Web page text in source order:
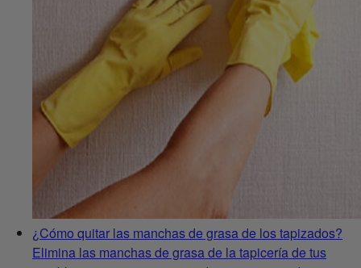
¿Cómo quitar las manchas de grasa de los tapizados?
Elimina las manchas de grasa de la tapicería de tus